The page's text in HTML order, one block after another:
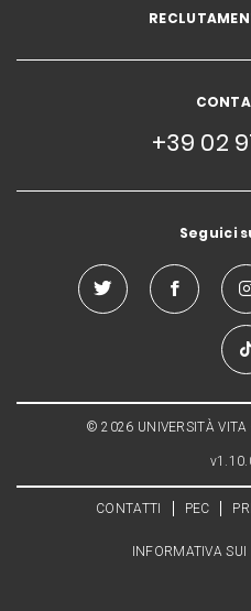
+39 02
Seguici
© 2026 UNIVERSITÀ VITA
CONTATTI PEC
INFORMATIVA SUI